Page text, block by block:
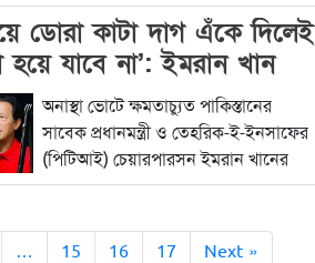
ডোরা কাটা দাগ এঁকে দিলেই
হয়ে যাবে না’: ইমরান খান
অনাস্থা ভোটে ক্ষমতাচ্যুত পাকিস্তানের
সাবেক প্রধানমন্ত্রী ও তেহরিক-ই-ইনসাফের
(পিটিআই) চেয়ারপারসন ইমরান খানের
বিস্তারিত...
… 15 16 17 Next »